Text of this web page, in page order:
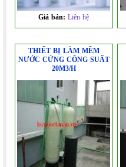
Giá bán:Liên hệ
THIẾT BỊ LÀM MỀM
NƯỚC CỨNG CÔNG SUẤT
20M3/H